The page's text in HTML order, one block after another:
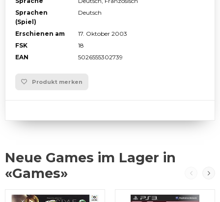
Sprachen
(Spiel)
Deutsch
Erschienen am
17. Oktober 2003
FSK
18
EAN
5026555302739
Produkt merken
Neue Games im Lager in
«Games»